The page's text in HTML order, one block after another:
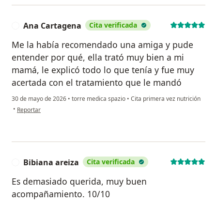
Ana Cartagena Cita verificada
Me la había recomendado una amiga y pude
entender por qué, ella trató muy bien a mi
mamá, le explicó todo lo que tenía y fue muy
acertada con el tratamiento que le mandó
30 de mayo de 2026 • torre medica spazio • Cita primera vez nutrición
• en opinión del usuario Ana Cartagena
Reportar
Bibiana areiza Cita verificada
Es demasiado querida, muy buen
acompañamiento. 10/10